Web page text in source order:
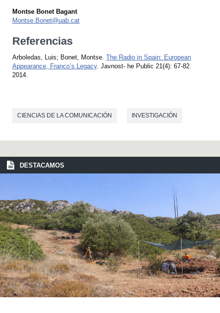
Montse Bonet Bagant
Montse.Bonet@uab.cat
Referencias
Arboledas, Luis; Bonet, Montse. The Radio in Spain: European
Appearance, Franco’s Legacy. Javnost- he Public 21(4): 67-82.
2014.
CIENCIAS DE LA COMUNICACIÓN INVESTIGACIÓN
DESTACAMOS